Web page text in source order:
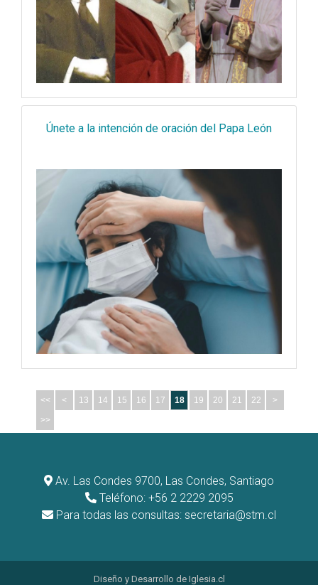
Únete a la intención de oración del Papa León
<< < 13 14 15 16 17 18 19 20 21 22
>
>>
Av. Las Condes 9700, Las Condes, Santiago
Teléfono: +56 2 2229 2095
Para todas las consultas: secretaria@stm.cl
Diseño y Desarrollo de Iglesia.cl